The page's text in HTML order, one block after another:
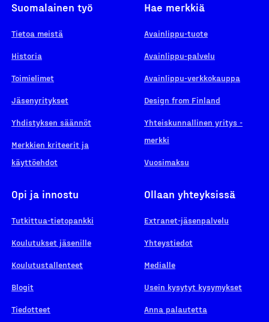
Suomalainen työ
Tietoa meistä
Historia
Toimielimet
Jäsenyritykset
Yhdistyksen säännöt
Merkkien kriteerit ja
käyttöehdot
Hae merkkiä
Avainlippu-tuote
Avainlippu-palvelu
Avainlippu-verkkokauppa
Design from Finland
Yhteiskunnallinen yritys -
merkki
Vuosimaksu
Opi ja innostu
Tutkittua-tietopankki
Koulutukset jäsenille
Koulutustallenteet
Blogit
Tiedotteet
Ollaan yhteyksissä
Extranet-jäsenpalvelu
Yhteystiedot
Medialle
Usein kysytyt kysymykset
Anna palautetta